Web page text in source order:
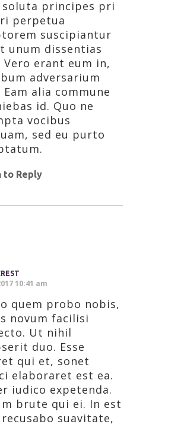
soluta principes pri
perpetua
suscipiantur
unum dissentias
Vero erant eum in,
adversarium
Eam alia commune
id. Quo ne
vocibus
sed eu purto
to Reply
10:41 am
quem probo nobis,
novum facilisi
Ut nihil
duo. Esse
qui et, sonet
elaboraret est ea.
iudico expetenda.
brute qui ei. In est
suavitate,